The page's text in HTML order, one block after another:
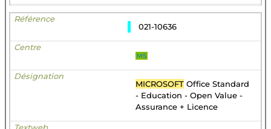
021-10636
MS
MICROSOFT Office Standard
- Education - Open Value -
Assurance + Licence